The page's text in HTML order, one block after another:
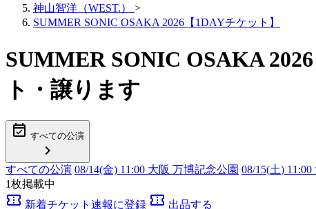
神山智洋（WEST.）
>
SUMMER SONIC OSAKA 2026【1DAYチケット】
SUMMER SONIC OSAKA
ト・譲ります
event_available すべての公演
chevron_right
すべての公演 08/14(金) 11:00 大阪 万博記念公園 08/15(土)
1枚掲載中
confirmation_number 新着チケット速報に登録 confirmation_number 出品する